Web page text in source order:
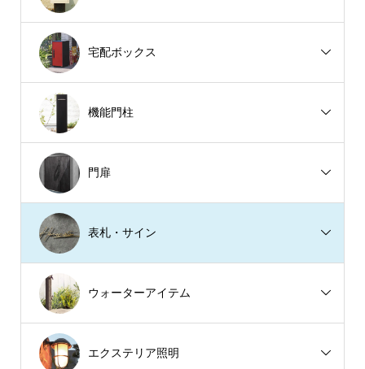
宅配ボックス
機能門柱
門扉
表札・サイン
ウォーターアイテム
エクステリア照明